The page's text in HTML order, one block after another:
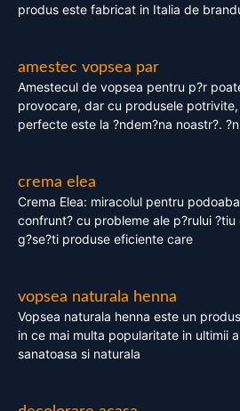
produs este fabricat in Italia de
amestec vopsea par
Amestecul de vopsea pentru p?r
provocare, dar cu produsele
perfecte este la ?ndem?na noastr?.
crema elea
Crema Elea: miracolul pentru
confrunt? cu probleme ale p?rului
g?se?ti produse eficiente care
vopsea naturala henna
Vopsea naturala henna este un
in ce mai multa popularitate in ultimii
sanatoasa si naturala